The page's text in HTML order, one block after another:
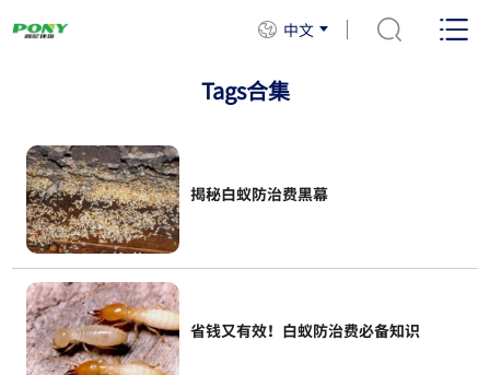
中文
Tags合集
揭秘白蚁防治费黑幕
省钱又有效！白蚁防治费必备知识